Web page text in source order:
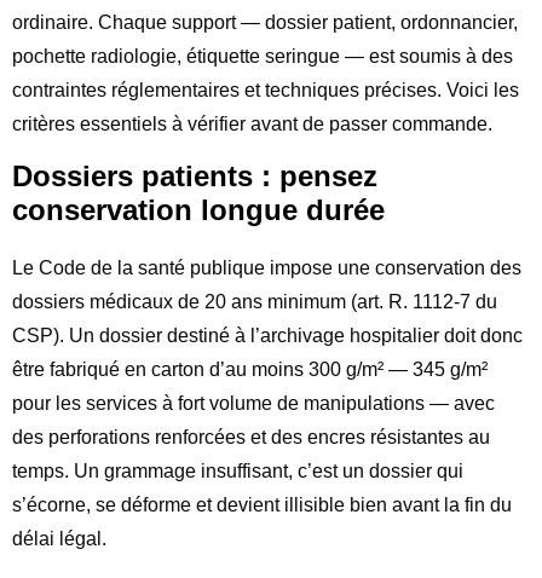
ordinaire. Chaque support — dossier patient, ordonnancier,
pochette radiologie, étiquette seringue — est soumis à des
contraintes réglementaires et techniques précises. Voici les
critères essentiels à vérifier avant de passer commande.
Dossiers patients : pensez
conservation longue durée
Le Code de la santé publique impose une conservation des
dossiers médicaux de 20 ans minimum (art. R. 1112-7 du
CSP). Un dossier destiné à l’archivage hospitalier doit donc
être fabriqué en carton d’au moins 300 g/m² — 345 g/m²
pour les services à fort volume de manipulations — avec
des perforations renforcées et des encres résistantes au
temps. Un grammage insuffisant, c’est un dossier qui
s’écorne, se déforme et devient illisible bien avant la fin du
délai légal.